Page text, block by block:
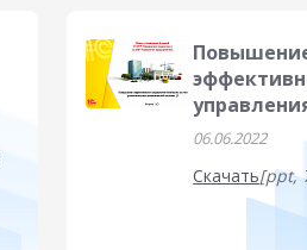
06.06.2022
Скачать[ppt,